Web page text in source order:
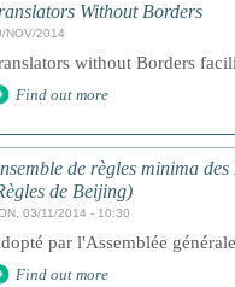
Without Borders
NOV/2014
without Borders
Find out more
de règles minima
de Beijing)
03/11/2014 - 10:30
par l'Assemblée
Find out more